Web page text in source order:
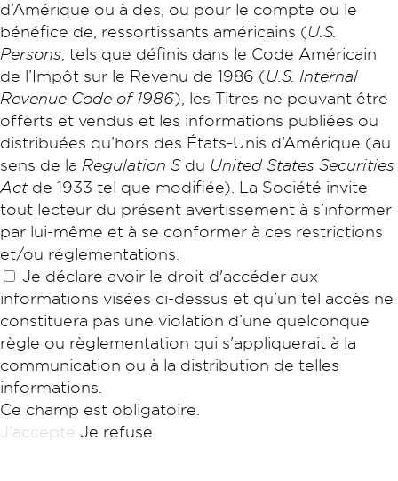
d’Amérique ou à des, ou pour le compte ou le
bénéfice de, ressortissants américains (U.S.
Persons , tels que définis dans le Code Américain
de l’Impôt sur le Revenu de 1986 (U.S. Internal
Revenue Code of 1986), les Titres ne pouvant être
offerts et vendus et les informations publiées ou
distribuées qu’hors des États-Unis d’Amérique (au
sens de la Regulation Sdu United States Securities
Actde 1933 tel que modifiée). La Société invite
tout lecteur du présent avertissement à s’informer
par lui-même et à se conformer à ces restrictions
et/ou réglementations.
Je déclare avoir le droit d'accéder aux
informations visées ci-dessus et qu'un tel accès ne
constituera pas une violation d’une quelconque
règle ou règlementation qui s'appliquerait à la
communication ou à la distribution de telles
informations.
Ce champ est obligatoire.
J'accepte Je refuse